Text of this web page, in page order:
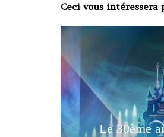
Ceci vous intéressera
Le 30ème